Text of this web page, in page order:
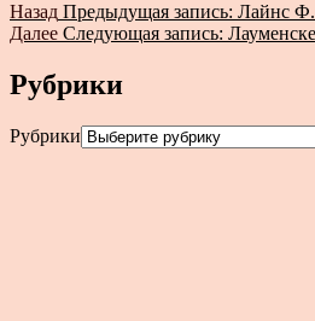
Назад Предыдущая запись: Лайнс Ф.
Далее Следующая запись:
Рубрики
Рубрики